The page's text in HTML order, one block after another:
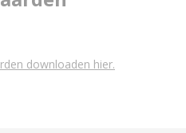
downloaden hier.